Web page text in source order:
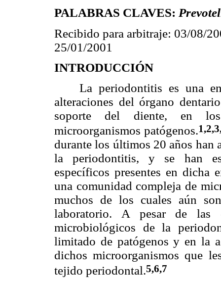
PALABRAS CLAVES:
Recibido para arbitraje: 03/08/
25/01/2001
INTRODUCCIÓN
La periodontitis es una
alteraciones del órgano
soporte del diente, en los
microorganismos patógenos.
durante los últimos 20 años han
la periodontitis, y se han
específicos presentes en dicha
una comunidad compleja de
muchos de los cuales aún
laboratorio. A pesar de las
microbiológicos de la
limitado de patógenos y en la
dichos microorganismos que
tejido periodontal.5,6,7